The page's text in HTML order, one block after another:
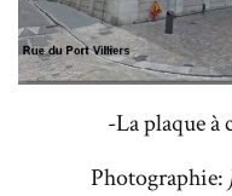
-La plaque à
Photographie: